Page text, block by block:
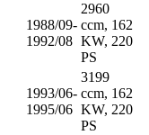
1988/09-
1992/08
2960
ccm, 162
KW, 220
PS
1993/06-
1995/06
3199
ccm, 162
KW, 220
PS